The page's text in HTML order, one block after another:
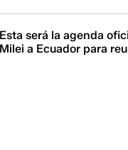
Esta será la agenda
Milei a Ecuador para